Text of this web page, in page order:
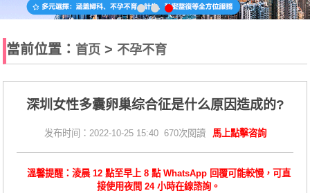
當前位置： 首页 > 不孕不育
深圳女性多囊卵巢综合征是什么原因造成的?
发布时间：2022-10-25 15:40 670次閱讀 馬上點擊咨詢
溫馨提醒：淩晨 12 點至早上 8 點 WhatsApp 回覆可能較慢，可直
接使用夜間 24 小時在線諮詢。